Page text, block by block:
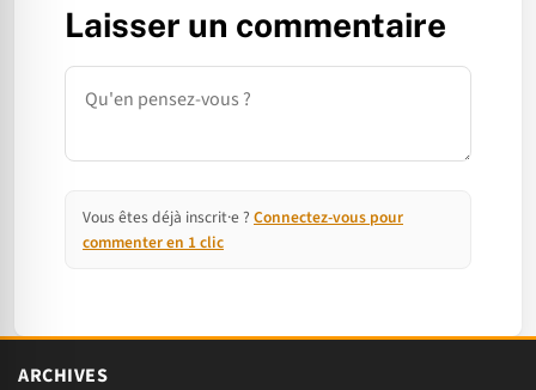
Laisser un commentaire
Commentaire
Vous êtes déjà inscrit·e ? Connectez-vous pour
commenter en 1 clic
ARCHIVES